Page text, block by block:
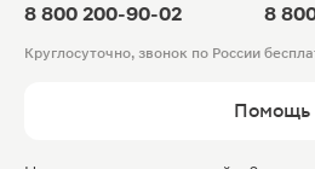
8 800 200-90-02 8
Круглосуточно, звонок по России
Помощь